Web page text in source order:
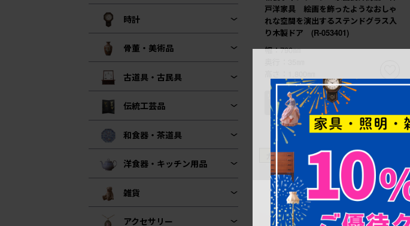
時計
骨董・美術品
古道具・古民具
伝統工芸品
和食器・茶道具
洋食器・キッチン用品
雑貨
アクセサリー
戸洋家具 絵画を飾ったようなおしゃ
れな空間を演出するステンドグラス入
り木製ドア (R-053401)
幅：790㎜
カスタムできます